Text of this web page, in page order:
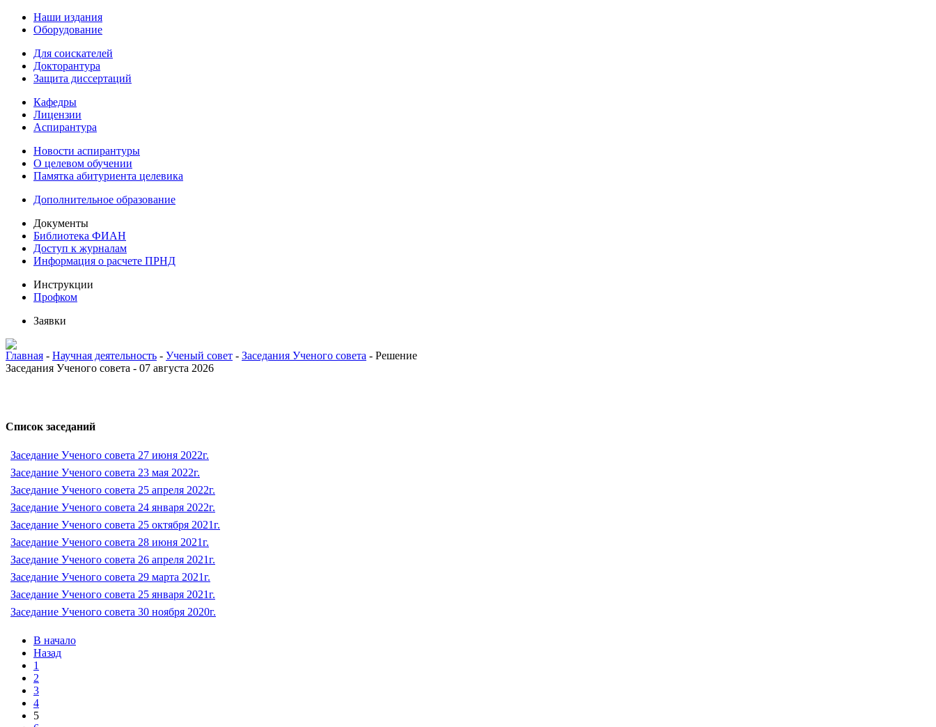
Наши издания
Оборудование
Для соискателей
Докторантура
Защита диссертаций
Кафедры
Лицензии
Аспирантура
Новости аспирантуры
О целевом обучении
Памятка абитуриента целевика
Дополнительное образование
Документы
Библиотека ФИАН
Доступ к журналам
Информация о расчете ПРНД
Инструкции
Профком
Заявки
Главная - Научная деятельность - Ученый совет - Заседания Ученого совета - Решение
Заседания Ученого совета - 07 августа 2026
Список заседаний
Заседание Ученого совета 27 июня 2022г.
Заседание Ученого совета 23 мая 2022г.
Заседание Ученого совета 25 апреля 2022г.
Заседание Ученого совета 24 января 2022г.
Заседание Ученого совета 25 октября 2021г.
Заседание Ученого совета 28 июня 2021г.
Заседание Ученого совета 26 апреля 2021г.
Заседание Ученого совета 29 марта 2021г.
Заседание Ученого совета 25 января 2021г.
Заседание Ученого совета 30 ноября 2020г.
В начало
Назад
1
2
3
4
5